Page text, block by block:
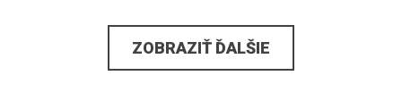
ZOBRAZIŤ ĎALŠIE